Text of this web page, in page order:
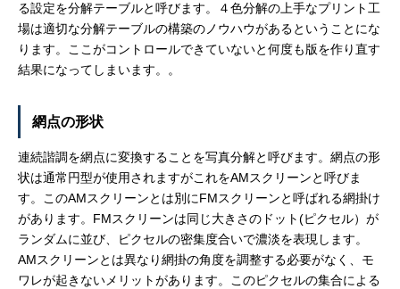
る設定を分解テーブルと呼びます。４色分解の上手なプリント工
場は適切な分解テーブルの構築のノウハウがあるということにな
ります。ここがコントロールできていないと何度も版を作り直す
結果になってしまいます。。
網点の形状
連続諧調を網点に変換することを写真分解と呼びます。網点の形
状は通常円型が使用されますがこれをAMスクリーンと呼びま
す。このAMスクリーンとは別にFMスクリーンと呼ばれる網掛け
があります。FMスクリーンは同じ大きさのドット(ピクセル）が
ランダムに並び、ピクセルの密集度合いで濃淡を表現します。
AMスクリーンとは異なり網掛の角度を調整する必要がなく、モ
ワレが起きないメリットがあります。このピクセルの集合による